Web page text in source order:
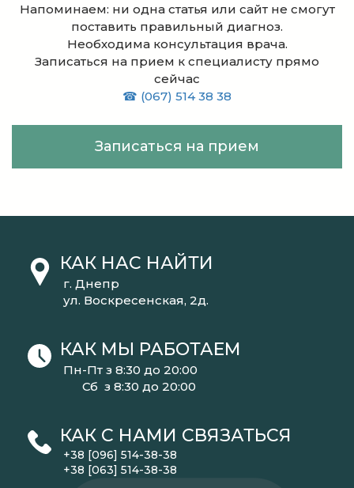
Напоминаем: ни одна статья или сайт не смогут
поставить правильный диагноз.
Необходима консультация врача.
Записаться на прием к специалисту прямо
сейчас
☎ (067) 514 38 38
Записаться на прием
КАК НАС НАЙТИ
г. Днепр
ул. Воскресенская, 2д.
КАК МЫ РАБОТАЕМ
Пн-Пт з 8:30 до 20:00
Сб з 8:30 до 20:00
КАК С НАМИ СВЯЗАТЬСЯ
+38 [096] 514-38-38
+38 [063] 514-38-38